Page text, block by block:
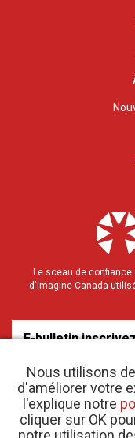
Nous utilisons
d'améliorer votre
l'explique notre
cliquer sur OK
Le sceau de
d'Imagine Canada
E-bulletin